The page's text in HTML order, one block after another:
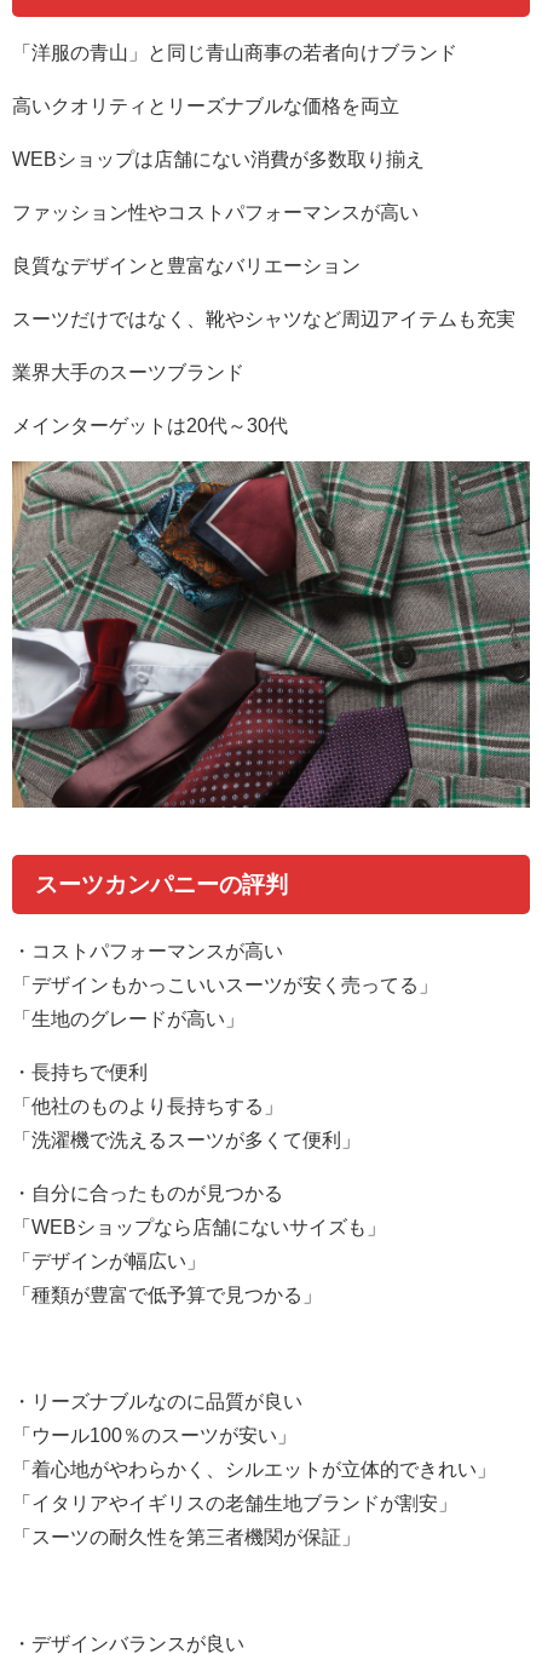
「洋服の青山」と同じ青山商事の若者向けブランド
高いクオリティとリーズナブルな価格を両立
WEBショップは店舗にない消費が多数取り揃え
ファッション性やコストパフォーマンスが高い
良質なデザインと豊富なバリエーション
スーツだけではなく、靴やシャツなど周辺アイテムも充実
業界大手のスーツブランド
メインターゲットは20代～30代
スーツカンパニーの評判
・コストパフォーマンスが高い
「デザインもかっこいいスーツが安く売ってる」
「生地のグレードが高い」
・長持ちで便利
「他社のものより長持ちする」
「洗濯機で洗えるスーツが多くて便利」
・自分に合ったものが見つかる
「 WEBショップなら店舗にないサイズも」
「デザインが幅広い」
「種類が豊富で低予算で見つかる」
・リーズナブルなのに品質が良い
「ウール100％のスーツが安い」
「着心地がやわらかく、シルエットが立体的できれい」
「イタリアやイギリスの老舗生地ブランドが割安」
「スーツの耐久性を第三者機関が保証」
・デザインバランスが良い